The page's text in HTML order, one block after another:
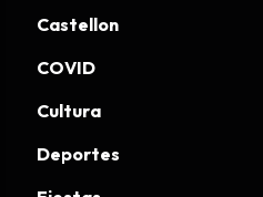
Castellon
COVID
Cultura
Deportes